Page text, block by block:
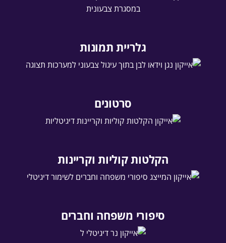
גלריית תמונות
סרטונים
הקלטות קוליות וקריינות
סיפורי משפחה וחברים